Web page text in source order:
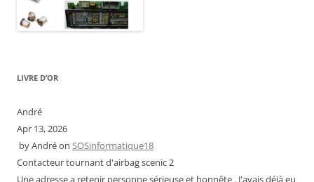
LIVRE D’OR
André
Apr 13, 2026
byAndréon SOSinformatique18
Contacteur tournant d'airbag scenic 2